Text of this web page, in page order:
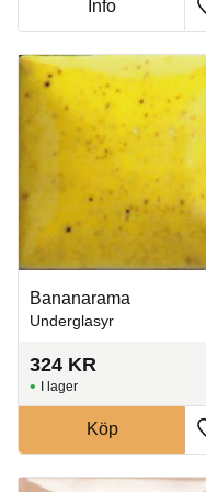
Info
Bananarama
Underglasyr
324 KR
I lager
Köp